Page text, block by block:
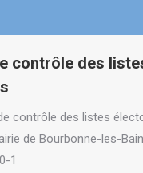
contrôle des
contrôle des listes
de Bourbonne-les-
1